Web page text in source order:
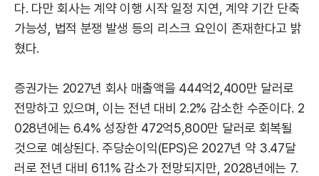
다. 다만 회사는 계약 이행 시작 일정 지연, 계약 기간 단축
가능성, 법적 분쟁 발생 등의 리스크 요인이 존재한다고 밝
혔다.
증권가는 2027년 회사 매출액을 444억2,400만 달러로
전망하고 있으며, 이는 전년 대비 2.2% 감소한 수준이다. 2
028년에는 6.4% 성장한 472억5,800만 달러로 회복될
것으로 예상된다. 주당순이익(EPS)은 2027년 약 3.47달
러로 전년 대비 61.1% 감소가 전망되지만, 2028년에는 7.